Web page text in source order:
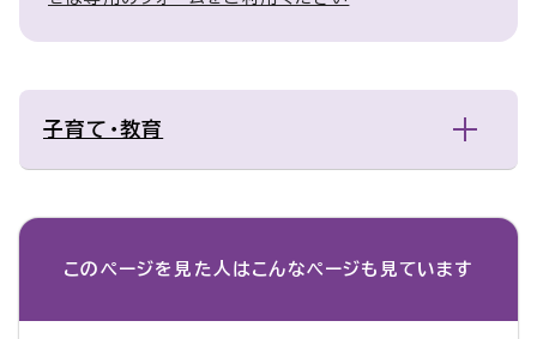
子育て・教育
このページを見た人は こんなページも見ています